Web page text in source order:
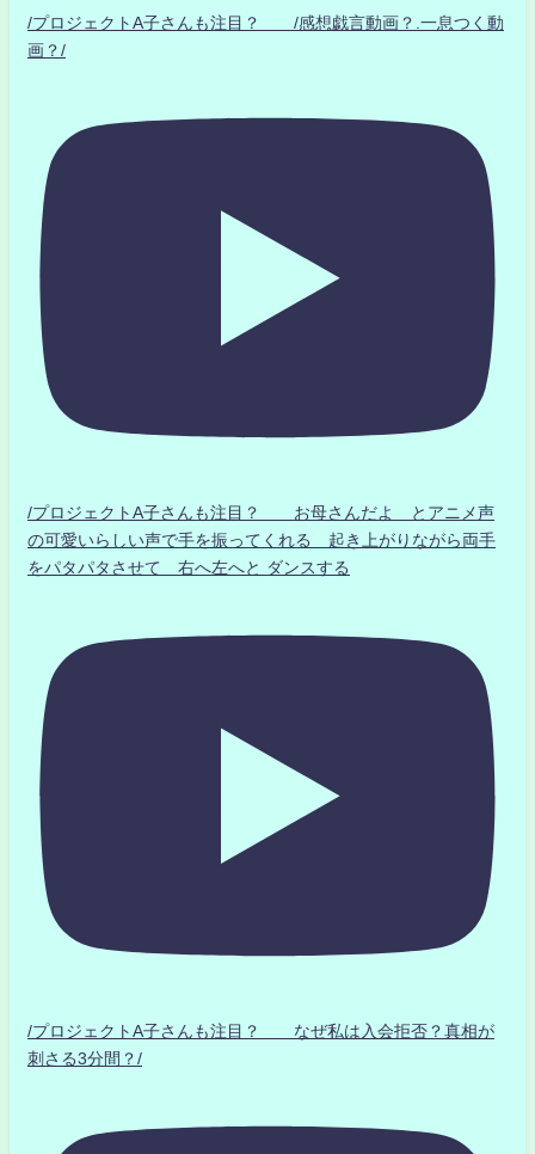
/プロジェクトA子さんも注目？ /感想戯言動画？.一息つく動
画？/
/プロジェクトA子さんも注目？ お母さんだよ とアニメ声
の可愛いらしい声で手を振ってくれる 起き上がりながら両手
をパタパタさせて 右へ左へと ダンスする
/プロジェクトA子さんも注目？ なぜ私は入会拒否？真相が
刺さる3分間？/